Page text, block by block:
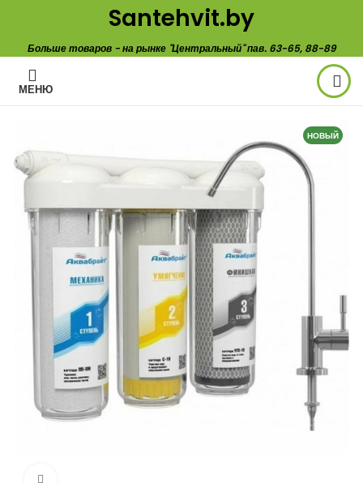
Santehvit.by
Больше товаров - на рынке "Центральный" пав. 63-65, 88-89
МЕНЮ
НОВЫЙ